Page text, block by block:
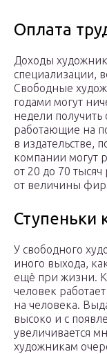
Оплата
Доходы
специализации,
Свободные
годами могут
недели
работающие на
в издательстве,
компании могут
от 20 до 70
от величины
Ступеньки
У свободного
иного выхода,
ещё при жизни.
человек
на человека.
высоко и с
увеличивается
художникам